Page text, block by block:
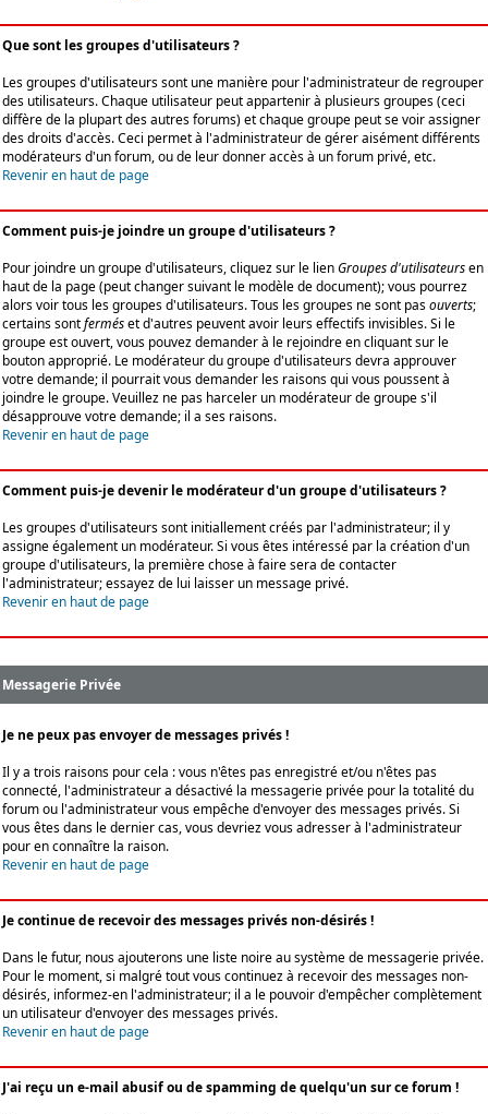
Que sont les groupes d'utilisateurs ?
Les groupes d'utilisateurs sont une manière pour l'administrateur de regrouper
des utilisateurs. Chaque utilisateur peut appartenir à plusieurs groupes (ceci
diffère de la plupart des autres forums) et chaque groupe peut se voir assigner
des droits d'accès. Ceci permet à l'administrateur de gérer aisément différents
modérateurs d'un forum, ou de leur donner accès à un forum privé, etc.
Revenir en haut de page
Comment puis-je joindre un groupe d'utilisateurs ?
Pour joindre un groupe d'utilisateurs, cliquez sur le lienGroupes d'utilisateursen
haut de la page (peut changer suivant le modèle de document); vous pourrez
alors voir tous les groupes d'utilisateurs. Tous les groupes ne sont pasouverts;
certains sontferméset d'autres peuvent avoir leurs effectifs invisibles. Si le
groupe est ouvert, vous pouvez demander à le rejoindre en cliquant sur le
bouton approprié. Le modérateur du groupe d'utilisateurs devra approuver
votre demande; il pourrait vous demander les raisons qui vous poussent à
joindre le groupe. Veuillez ne pas harceler un modérateur de groupe s'il
désapprouve votre demande; il a ses raisons.
Revenir en haut de page
Comment puis-je devenir le modérateur d'un groupe d'utilisateurs ?
Les groupes d'utilisateurs sont initiallement créés par l'administrateur; il y
assigne également un modérateur. Si vous êtes intéressé par la création d'un
groupe d'utilisateurs, la première chose à faire sera de contacter
l'administrateur; essayez de lui laisser un message privé.
Revenir en haut de page
Messagerie Privée
Je ne peux pas envoyer de messages privés !
Il y a trois raisons pour cela : vous n'êtes pas enregistré et/ou n'êtes pas
connecté, l'administrateur a désactivé la messagerie privée pour la totalité du
forum ou l'administrateur vous empêche d'envoyer des messages privés. Si
vous êtes dans le dernier cas, vous devriez vous adresser à l'administrateur
pour en connaître la raison.
Revenir en haut de page
Je continue de recevoir des messages privés non-désirés !
Dans le futur, nous ajouterons une liste noire au système de messagerie privée.
Pour le moment, si malgré tout vous continuez à recevoir des messages non-
désirés, informez-en l'administrateur; il a le pouvoir d'empêcher complètement
un utilisateur d'envoyer des messages privés.
Revenir en haut de page
J'ai reçu un e-mail abusif ou de spamming de quelqu'un sur ce forum !